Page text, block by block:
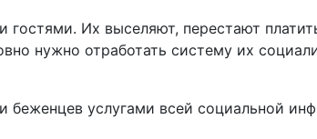
Их выселяют, перестают
нужно отработать систему их
беженцев услугами всей социальной